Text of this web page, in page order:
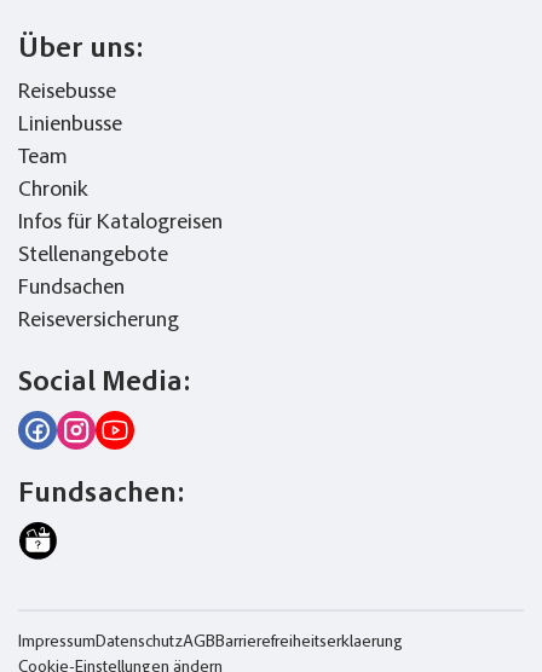
Über uns:
Reisebusse
Linienbusse
Team
Chronik
Infos für Katalogreisen
Stellenangebote
Fundsachen
Reiseversicherung
Social Media:
Fundsachen:
Impressum DatenschutzAGB Barrierefreiheitserklaerung
Cookie-Einstellungen ändern